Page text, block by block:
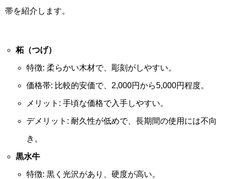
帯を紹介します。
柘（つげ）
特徴: 柔らかい木材で、彫刻がしやすい。
価格帯: 比較的安価で、2,000円から5,000円程度。
メリット: 手頃な価格で入手しやすい。
デメリット: 耐久性が低めで、長期間の使用には不向
き。
黒水牛
特徴: 黒く光沢があり、硬度が高い。